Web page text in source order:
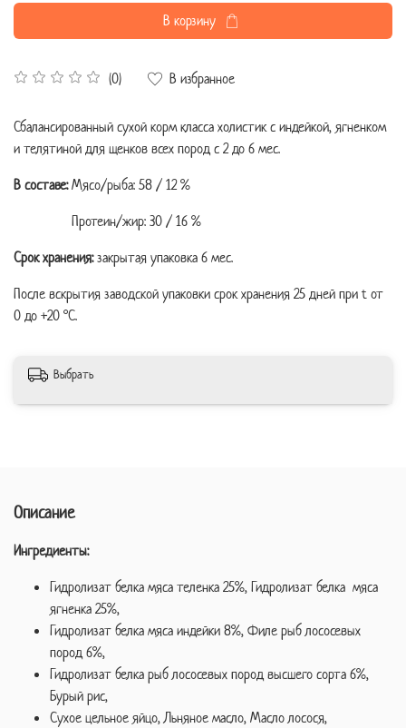
(0) В избранное
В корзину
Сбалансированный сухой корм класса холистик с индейкой, ягненком
и телятиной для щенков всех пород с 2 до 6 мес.
В составе:Мясо/рыба: 58 / 12 %
Протеин/жир: 30 / 16 %
Срок хранения:закрытая упаковка 6 мес.
После вскрытия заводской упаковки срок хранения 25 дней при t от
0 до +20 °C.
Выбрать
Описание
Ингредиенты:
Гидролизат белка мяса теленка 25%, Гидролизат белка мяса
ягненка 25%,
Гидролизат белка мяса индейки 8%, Филе рыб лососевых
пород 6%,
Гидролизат белка рыб лососевых пород высшего сорта 6%,
Бурый рис,
Сухое цельное яйцо, Льняное масло, Масло лосося,